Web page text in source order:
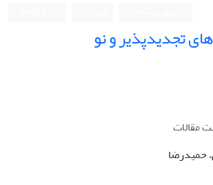
تجدیدپذیر و نو
مقالات
حمیدرضا